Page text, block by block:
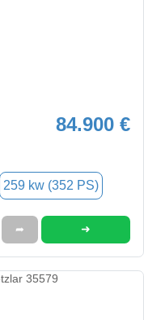
84.900 €
259 kw (352 PS)
➦ ➜